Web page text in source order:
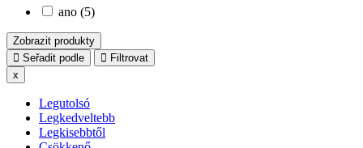
ano (5)
Zobrazit produkty
Seřadit podle
Filtrovat
x
Legutolsó
Legkedveltebb
Legkisebbtől